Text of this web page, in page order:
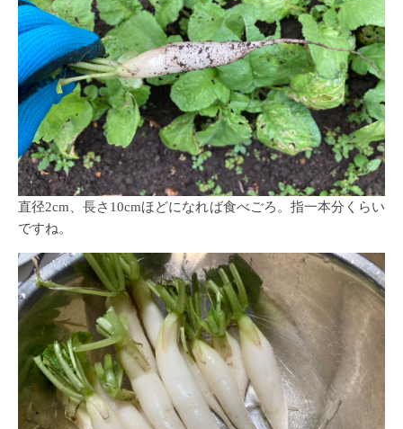
直径2cm、長さ10cmほどになれば食べごろ。指一本分くらい
ですね。